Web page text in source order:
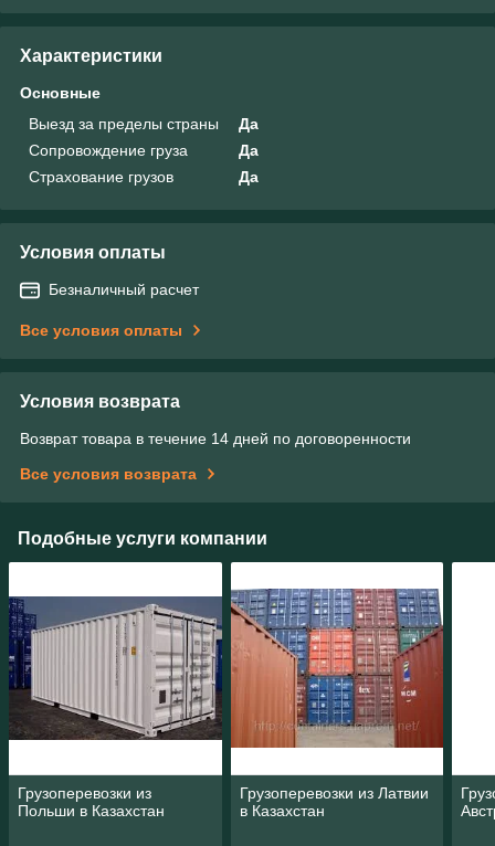
Характеристики
Основные
Выезд за пределы страны
Да
Сопровождение груза
Да
Страхование грузов
Да
Условия оплаты
Безналичный расчет
Все условия оплаты
Условия возврата
Возврат товара в течение 14 дней по договоренности
Все условия возврата
Подобные услуги компании
Грузоперевозки из
Польши в Казахстан
Грузоперевозки из Латвии
в Казахстан